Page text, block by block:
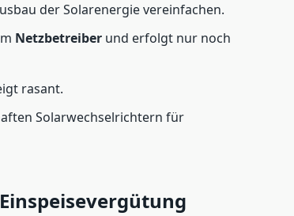
der Solarenergie vereinfachen.
Netzbetreiber und erfolgt nur noch
rasant.
Solarwechselrichtern für